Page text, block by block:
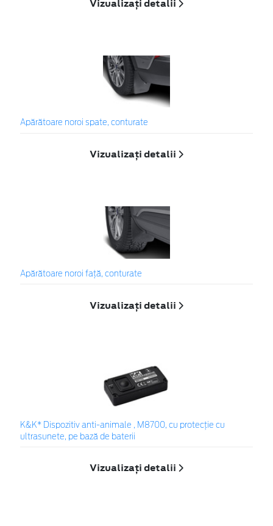
Vizualizați detalii
Apărătoare noroi spate, conturate
Vizualizați detalii
Apărătoare noroi față, conturate
Vizualizați detalii
K&K* Dispozitiv anti-animale , M8700, cu protecție cu
ultrasunete, pe bază de baterii
Vizualizați detalii